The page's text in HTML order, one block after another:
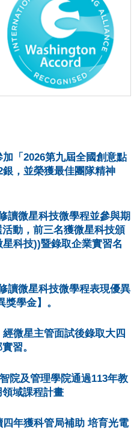
「2026第九屆全國創意點
，並榮獲最佳團隊精神
讀微星科技微學程並參與期
動，前三名獲微星科技頒
科技))暨錄取企業實習名
讀微星科技微學程表現優異
學金】。
微星主管面試後錄取大四
習。
院及管理學院通過113年教
域課程計畫
年獲科管局補助 培育光電